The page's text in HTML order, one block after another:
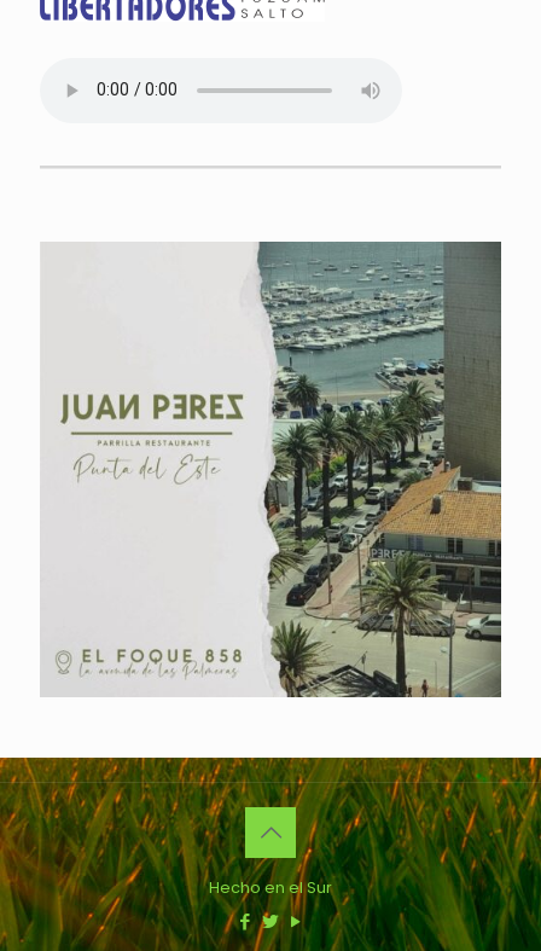
Hecho en el Sur